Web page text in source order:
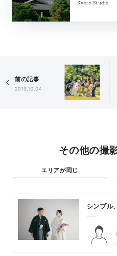
Kyoto Studio
前の記事
2019.10.04
その他の撮
エリアが同じ
シンプル